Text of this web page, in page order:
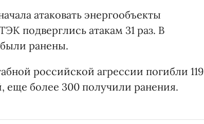
атаковать энергообъекты
подверглись атакам 31 раз. В
были ранены.
российской агрессии погибли 119
еще более 300 получили ранения.